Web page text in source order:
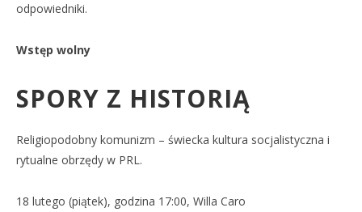
odpowiedniki.
Wstęp wolny
SPORY Z HISTORIĄ
Religiopodobny komunizm – świecka kultura socjalistyczna i
rytualne obrzędy w PRL.
18 lutego (piątek), godzina 17:00, Willa Caro